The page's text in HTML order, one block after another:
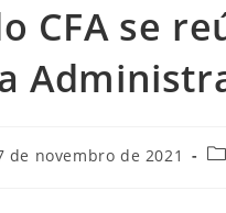
CFA se
de novembro de 2021